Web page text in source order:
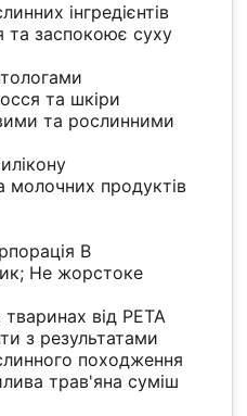
інгредієнтів
та заспокоює суху
та шкіри
та рослинними
молочних продуктів
B
Не жорстоке
від PETA
з результатами
походження
трав'яна суміш